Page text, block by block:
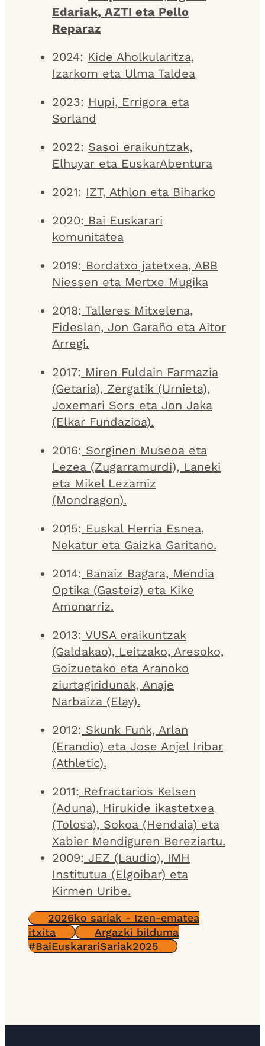
Edariak, AZTI eta Pello
Reparaz
2024: Kide Aholkularitza,
Izarkom eta Ulma Taldea
2023: Hupi, Errigora eta
Sorland
2022: Sasoi eraikuntzak,
Elhuyar eta EuskarAbentura
2021: IZT, Athlon eta Biharko
2020: Bai Euskarari
komunitatea
2019: Bordatxo jatetxea, ABB
Niessen eta Mertxe Mugika
2018: Talleres Mitxelena,
Fideslan, Jon Garaño eta Aitor
Arregi.
2017: Miren Fuldain Farmazia
(Getaria), Zergatik (Urnieta),
Joxemari Sors eta Jon Jaka
(Elkar Fundazioa).
2016: Sorginen Museoa eta
Lezea (Zugarramurdi), Laneki
eta Mikel Lezamiz
(Mondragon).
2015: Euskal Herria Esnea,
Nekatur eta Gaizka Garitano.
2014: Banaiz Bagara, Mendia
Optika (Gasteiz) eta Kike
Amonarriz.
2013: VUSA eraikuntzak
(Galdakao), Leitzako, Aresoko,
Goizuetako eta Aranoko
ziurtagiridunak, Anaje
Narbaiza (Elay).
2012: Skunk Funk, Arlan
(Erandio) eta Jose Anjel Iribar
(Athletic).
2011: Refractarios Kelsen
(Aduna), Hirukide ikastetxea
(Tolosa), Sokoa (Hendaia) eta
Xabier Mendiguren Bereziartu.
2009: JEZ (Laudio), IMH
Institutua (Elgoibar) eta
Kirmen Uribe.
2026ko sariak - Izen-ematea
itxita
Argazki bilduma
#BaiEuskarariSariak2025